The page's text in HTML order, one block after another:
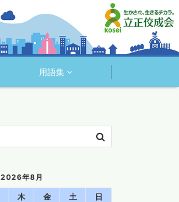
用語集
2026年8月
木 金 土
日